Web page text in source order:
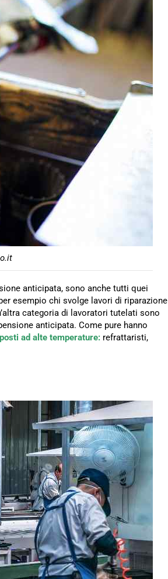
anticipata, sono anche tutti quei
esempio chi svolge lavori di riparazione
categoria di lavoratori tutelati sono
anticipata. Come pure hanno
ad alte temperature: refrattaristi,